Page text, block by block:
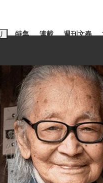
特集 連載 週刊文春
ードタグ一覧
#高市早苗 #後藤真希
和田武